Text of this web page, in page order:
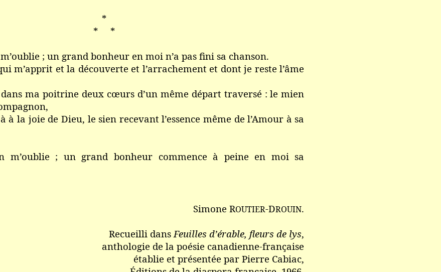
*
* *
; un grand bonheur en moi n’a pas fini sa chanson.
m’apprit et la découverte et l’arrachement et dont je reste l’âme
ma poitrine deux cœurs d’un même départ traversé : le mien
à la joie de Dieu, le sien recevant l’essence même de l’Amour à sa
m’oublie ; un grand bonheur commence à peine en moi sa
Simone ROUTIER-DROUIN.
Recueilli dansFeuilles d’érable, fleurs de lys,
anthologie de la poésie canadienne-française
établie et présentée par Pierre Cabiac,